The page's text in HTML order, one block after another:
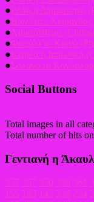
●Ρόδη η Δαμασκηνή
●Βιολέτα -
●Χρυσάνθεμο
●Φασόλι το Κοινό
●Κιτρέα η Ιαπωνική
●Σολανό το
Social Buttons
Total images in all
Total number of hits
Γεντιανή η
357 357 350 350 361
155 143 143 234 234